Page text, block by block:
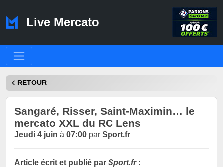
Live Mercato
RETOUR
Sangaré, Risser, Saint-Maximin… le
mercato XXL du RC Lens
Jeudi 4 juin à 07:00 par Sport.fr
Article écrit et publié par Sport.fr: